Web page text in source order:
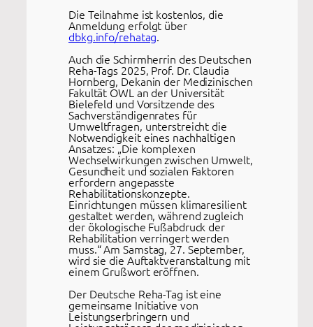
Die Teilnahme ist kostenlos, die
Anmeldung erfolgt über
dbkg.info/rehatag.
Auch die Schirmherrin des Deutschen
Reha-Tags 2025, Prof. Dr. Claudia
Hornberg, Dekanin der Medizinischen
Fakultät OWL an der Universität
Bielefeld und Vorsitzende des
Sachverständigenrates für
Umweltfragen, unterstreicht die
Notwendigkeit eines nachhaltigen
Ansatzes: „Die komplexen
Wechselwirkungen zwischen Umwelt,
Gesundheit und sozialen Faktoren
erfordern angepasste
Rehabilitationskonzepte.
Einrichtungen müssen klimaresilient
gestaltet werden, während zugleich
der ökologische Fußabdruck der
Rehabilitation verringert werden
muss.“ Am Samstag, 27. September,
wird sie die Auftaktveranstaltung mit
einem Grußwort eröffnen.
Der Deutsche Reha-Tag ist eine
gemeinsame Initiative von
Leistungserbringern und